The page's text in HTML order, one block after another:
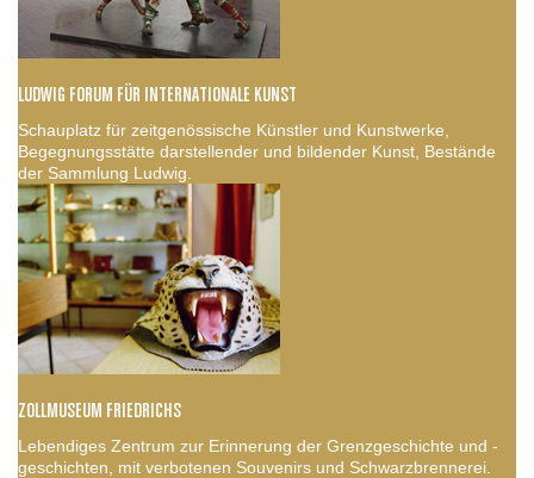
LUDWIG FORUM FÜR INTERNATIONALE KUNST
Schauplatz für zeitgenössische Künstler und Kunstwerke,
Begegnungsstätte darstellender und bildender Kunst, Bestände
der Sammlung Ludwig.
ZOLLMUSEUM FRIEDRICHS
Lebendiges Zentrum zur Erinnerung der Grenzgeschichte und -
geschichten, mit verbotenen Souvenirs und Schwarzbrennerei.